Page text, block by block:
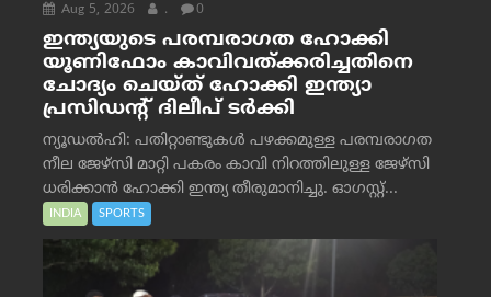
Aug 5, 2026 . 0
ഇന്ത്യയുടെ പരമ്പരാഗത ഹോക്കി
യൂണിഫോം കാവിവത്ക്കരിച്ചതിനെ
ചോദ്യം ചെയ്ത് ഹോക്കി ഇന്ത്യാ
പ്രസിഡന്റ് ദിലീപ് ടര്‍ക്കി
ന്യൂഡൽഹി: പതിറ്റാണ്ടുകൾ പഴക്കമുള്ള പരമ്പരാഗത
നീല ജേഴ്‌സി മാറ്റി പകരം കാവി നിറത്തിലുള്ള ജേഴ്‌സി
ധരിക്കാൻ ഹോക്കി ഇന്ത്യ തീരുമാനിച്ചു. ഓഗസ്റ്റ്...
INDIA SPORTS